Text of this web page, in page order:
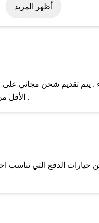
عبر الرسائل الخاصة
أظهر المزيد
تقديم شحن مجاني على
الأقل من ذلك. للاستفادة من خيار التوصيل السريع، يرجى تقديم طلبك قبل الساعة .
الدفع التي تناسب